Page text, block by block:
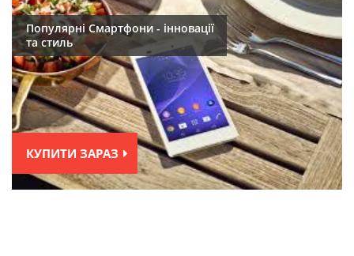
Популярні Смартфони - інновації
та стиль
КУПИТИ ЗАРАЗ